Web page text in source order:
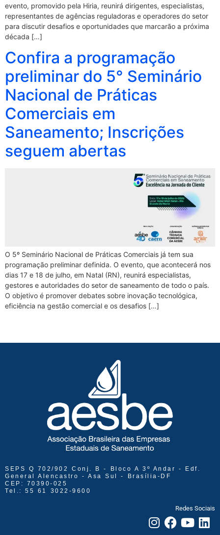
evento, promovido pela Hiria, reunirá dirigentes, especialistas,
representantes de agências reguladoras e operadores do setor
para discutir desafios e oportunidades que marcarão a próxima
década […]
Confira a programação
preliminar do 5° Seminário
Nacional de Práticas
Comerciais em
Saneamento; Inscrições
seguem abertas
O 5º Seminário Nacional de Práticas Comerciais já tem sua
programação preliminar definida. O evento, que acontecerá nos
dias 17 e 18 de julho, em Natal (RN), reunirá especialistas,
gestores e autoridades do setor de saneamento de todo o país.
O objetivo é promover debates sobre inovação tecnológica,
eficiência na gestão comercial e os desafios […]
SEPS Q 702/902 Conj. B - Bloco A 3º Andar - Edf.
General Alencastro - Asa Sul - Brasília-DF
CEP: 70390-025
Tel.: 55 61 3022-9600
Redes Sociais